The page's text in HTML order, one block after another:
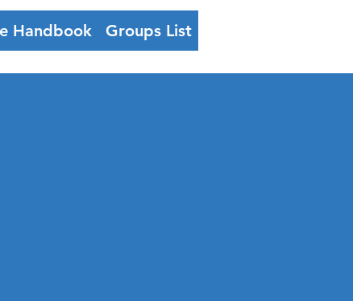
Handbook Groups List